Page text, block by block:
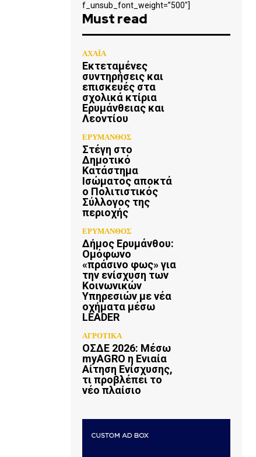
f_unsub_font_weight=”500″]
Must read
ΑΧΑΪΑ
Εκτεταμένες
συντηρήσεις και
επισκευές στα
σχολικά κτίρια
Ερυμάνθειας και
Λεοντίου
ΕΡΥΜΑΝΘΟΣ
Στέγη στο
Δημοτικό
Κατάστημα
Ισώματος αποκτά
ο Πολιτιστικός
Σύλλογος της
περιοχής
ΕΡΥΜΑΝΘΟΣ
Δήμος Ερυμάνθου:
Ομόφωνο
«πράσινο φως» για
την ενίσχυση των
Κοινωνικών
Υπηρεσιών με νέα
οχήματα μέσω
LEADER
ΑΓΡΟΤΙΚΑ
ΟΣΔΕ 2026: Μέσω
myAGRO η Ενιαία
Αίτηση Ενίσχυσης,
τι προβλέπει το
νέο πλαίσιο